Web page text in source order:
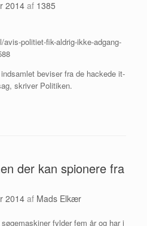
2014 af 1385
politiet-fik-aldrig-ikke-adgang-
beviser fra de hackede it-
skriver Politiken.
der kan spionere fra
2014 af Mads Elkær
fylder fem år og har i